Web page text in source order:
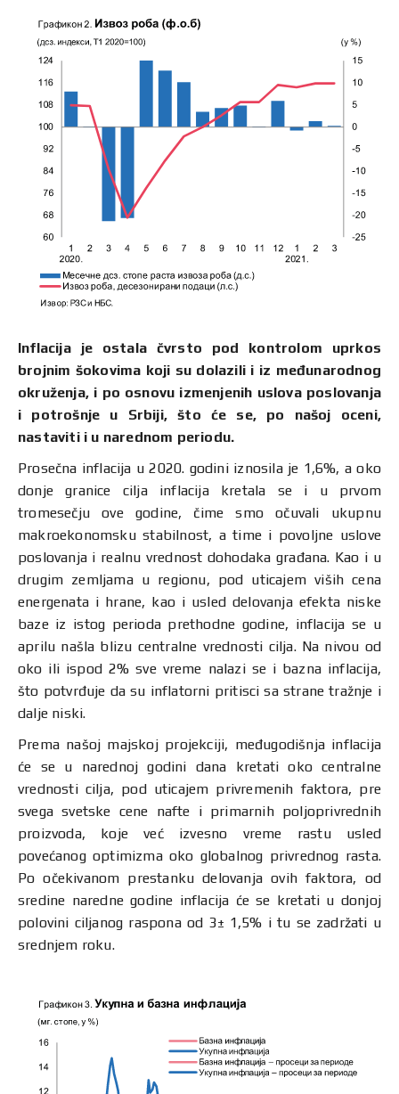
Inflacija je ostala čvrsto pod kontrolom uprkos
brojnim šokovima koji su dolazili i iz međunarodnog
okruženja, i po osnovu izmenjenih uslova poslovanja
i potrošnje u Srbiji, što će se, po našoj oceni,
nastaviti i u narednom periodu.
Prosečna inflacija u 2020. godini iznosila je 1,6%, a oko
donje granice cilja inflacija kretala se i u prvom
tromesečju ove godine, čime smo očuvali ukupnu
makroekonomsku stabilnost, a time i povoljne uslove
poslovanja i realnu vrednost dohodaka građana. Kao i u
drugim zemljama u regionu, pod uticajem viših cena
energenata i hrane, kao i usled delovanja efekta niske
baze iz istog perioda prethodne godine, inflacija se u
aprilu našla blizu centralne vrednosti cilja. Na nivou od
oko ili ispod 2% sve vreme nalazi se i bazna inflacija,
što potvrđuje da su inflatorni pritisci sa strane tražnje i
dalje niski.
Prema našoj majskoj projekciji, međugodišnja inflacija
će se u narednoj godini dana kretati oko centralne
vrednosti cilja, pod uticajem privremenih faktora, pre
svega svetske cene nafte i primarnih poljoprivrednih
proizvoda, koje već izvesno vreme rastu usled
povećanog optimizma oko globalnog privrednog rasta.
Po očekivanom prestanku delovanja ovih faktora, od
sredine naredne godine inflacija će se kretati u donjoj
polovini ciljanog raspona od 3± 1,5% i tu se zadržati u
srednjem roku.